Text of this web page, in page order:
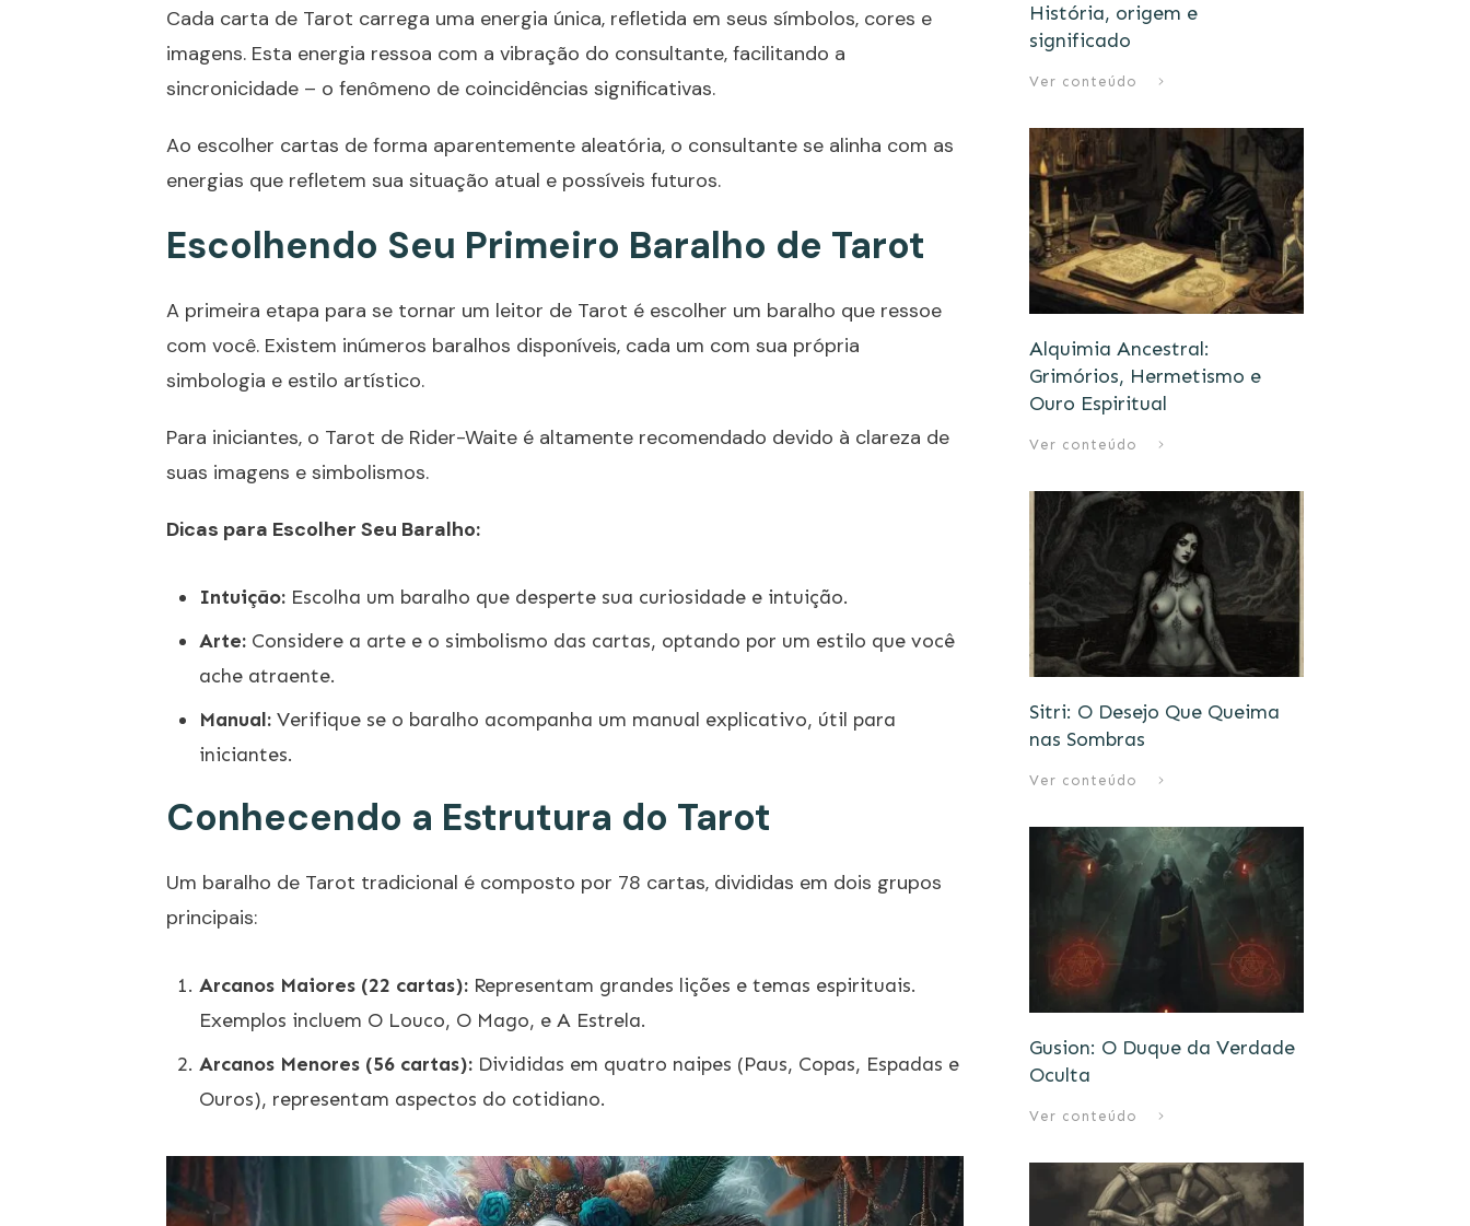
Cada carta de Tarot carrega uma energia única, refletida em seus símbolos, cores e
imagens. Esta energia ressoa com a vibração do consultante, facilitando a
sincronicidade – o fenômeno de coincidências significativas.
Ao escolher cartas de forma aparentemente aleatória, o consultante se alinha com as
energias que refletem sua situação atual e possíveis futuros.
Escolhendo Seu Primeiro Baralho de Tarot
A primeira etapa para se tornar um leitor de Tarot é escolher um baralho que ressoe
com você. Existem inúmeros baralhos disponíveis, cada um com sua própria
simbologia e estilo artístico.
Para iniciantes, o Tarot de Rider-Waite é altamente recomendado devido à clareza de
suas imagens e simbolismos.
Dicas para Escolher Seu Baralho:
Intuição: Escolha um baralho que desperte sua curiosidade e intuição.
Arte: Considere a arte e o simbolismo das cartas, optando por um estilo que você
ache atraente.
Manual: Verifique se o baralho acompanha um manual explicativo, útil para
iniciantes.
Conhecendo a Estrutura do Tarot
Um baralho de Tarot tradicional é composto por 78 cartas, divididas em dois grupos
principais:
Arcanos Maiores (22 cartas): Representam grandes lições e temas espirituais.
Exemplos incluem O Louco, O Mago, e A Estrela.
Arcanos Menores (56 cartas): Divididas em quatro naipes (Paus, Copas, Espadas e
Ouros), representam aspectos do cotidiano.
História, origem e
significado
Ver conteúdo
Alquimia Ancestral:
Grimórios, Hermetismo e
Ouro Espiritual
Ver conteúdo
Sitri: O Desejo Que Queima
nas Sombras
Ver conteúdo
Gusion: O Duque da Verdade
Oculta
Ver conteúdo